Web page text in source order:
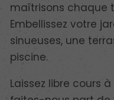
maîtrisons chaque
Embellissez votre
sinueuses, une
piscine.
Laissez libre cours